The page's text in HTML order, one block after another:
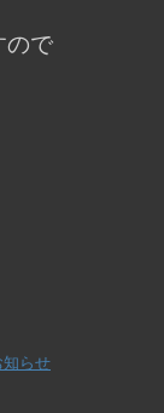
ので
知らせ